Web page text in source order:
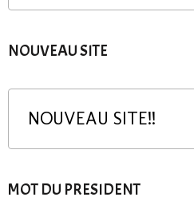
NOUVEAU SITE
NOUVEAU SITE!!
MOT DU PRESIDENT